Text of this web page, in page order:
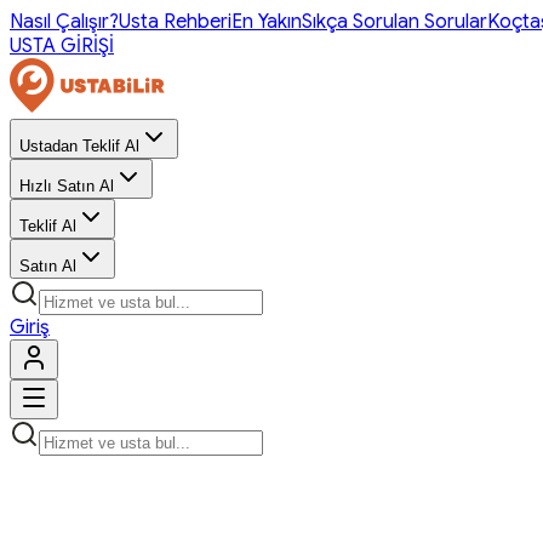
Nasıl Çalışır?Usta RehberiEn YakınSıkça Sorulan Sorular
USTA GİRİŞİ
Ustadan Teklif Al
Hızlı Satın Al
Teklif Al
Satın Al
Giriş